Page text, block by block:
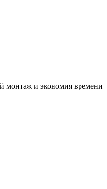
монтаж и экономия времени